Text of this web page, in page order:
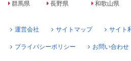
群馬県
長野県
和歌山県
運営会社 サイトマップ サイト
プライバシーポリシー お問い合わせ